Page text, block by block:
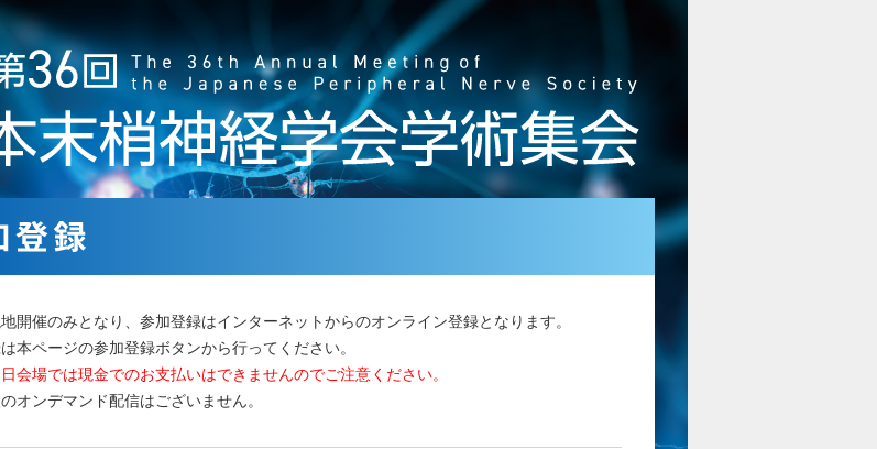
開催のみとなり、参加登録はインターネットからのオンライン登録となります。
本ページの参加登録ボタンから行ってください。
会場では現金でのお支払いはできませんのでご注意ください。
オンデマンド配信はございません。